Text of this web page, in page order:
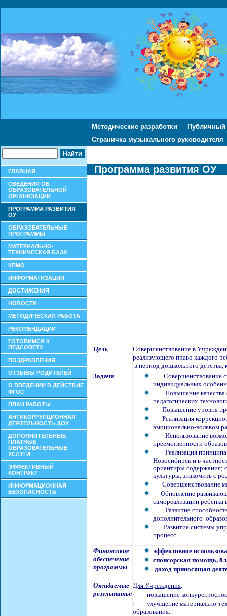
Методические разработки
Публичный
Страничка музыкального руководителя
ГЛАВНАЯ
СВЕДЕНИЯ ОБ
ОБРАЗОВАТЕЛЬНОЙ
ОРГАНИЗАЦИИ
ПРОГРАММА РАЗВИТИЯ
ОУ
ОБРАЗОВАТЕЛЬНЫЕ
ПРОГРАММЫ
МАТЕРИАЛЬНО-
ТЕХНИЧЕСКАЯ БАЗА
КПМО
ИНФОРМАТИЗАЦИЯ
ДОСТИЖЕНИЯ
НОВОСТИ
МЕТОДИЧЕСКАЯ РАБОТА
РЕКОМЕНДАЦИИ
ГОТОВИМСЯ К
ПЕДСОВЕТУ
ПОЗДРАВЛЕНИЯ
ОТЗЫВЫ РОДИТЕЛЕЙ
О ВВЕДЕНИИ В ДЕЙСТВИЕ
ФГОС
ПЛАН РАБОТЫ
АНТИКОРРУПЦИОННАЯ
ДЕЯТЕЛЬНОСТЬ ДОУ
ДОПОЛНИТЕЛЬНЫЕ
ПЛАТНЫЕ
ОБРАЗОВАТЕЛЬНЫЕ
УСЛУГИ
ЭФФЕКТИВНЫЙ
КОНТРАКТ
ИНФОРМАЦИОННАЯ
БЕЗОПАСНОСТЬ
Программа развития ОУ
Цель
Совершенствование в
реализующего право каждого
в период дошкольного детства,
Задачи
Совершенствование
индивидуальных
Повышение качества
педагогических
Повышение уровня
Реализация
эмоционально-волевом
Использование
преемственности
Реализация принципа
Новосибирск и в
ориентиры содержания;
культуры, знакомить с
Совершенствование
Обновление
самореализации ребёнка
Развитие
дополнительного
Развитие системы
процесс.
Финансовое
обеспечение
программы
эффективное
спонсорская помощь,
доход приносящая
Ожидаемые
результаты:
Для Учреждения:
·
повышение
·
улучшение материально-
образования.